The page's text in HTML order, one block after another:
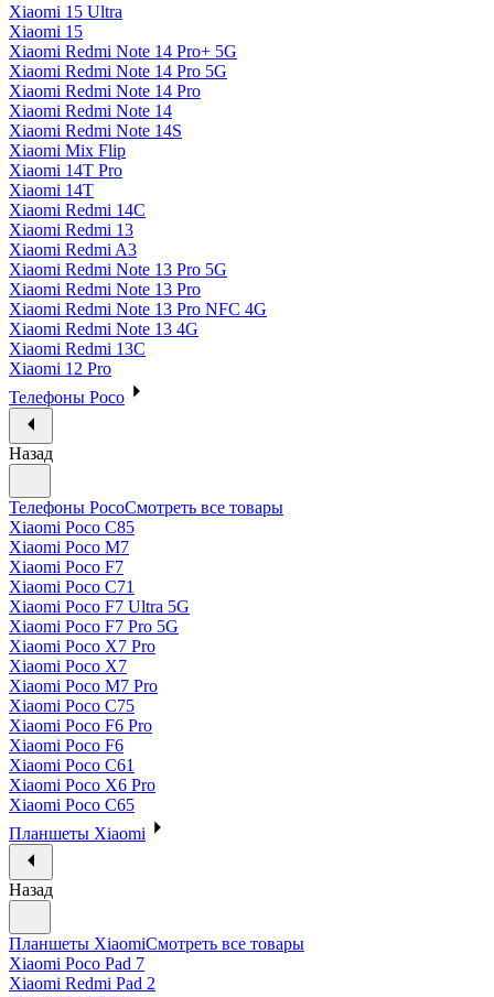
Xiaomi 15 Ultra
Xiaomi 15
Xiaomi Redmi Note 14 Pro+ 5G
Xiaomi Redmi Note 14 Pro 5G
Xiaomi Redmi Note 14 Pro
Xiaomi Redmi Note 14
Xiaomi Redmi Note 14S
Xiaomi Mix Flip
Xiaomi 14T Pro
Xiaomi 14T
Xiaomi Redmi 14C
Xiaomi Redmi 13
Xiaomi Redmi A3
Xiaomi Redmi Note 13 Pro 5G
Xiaomi Redmi Note 13 Pro
Xiaomi Redmi Note 13 Pro NFC 4G
Xiaomi Redmi Note 13 4G
Xiaomi Redmi 13C
Xiaomi 12 Pro
Телефоны Poco
Назад
Телефоны PocoСмотреть все товары
Xiaomi Poco C85
Xiaomi Poco M7
Xiaomi Poco F7
Xiaomi Poco C71
Xiaomi Poco F7 Ultra 5G
Xiaomi Poco F7 Pro 5G
Xiaomi Poco X7 Pro
Xiaomi Poco X7
Xiaomi Poco M7 Pro
Xiaomi Poco C75
Xiaomi Poco F6 Pro
Xiaomi Poco F6
Xiaomi Poco C61
Xiaomi Poco X6 Pro
Xiaomi Poco C65
Планшеты Xiaomi
Назад
Планшеты XiaomiСмотреть все товары
Xiaomi Poco Pad 7
Xiaomi Redmi Pad 2